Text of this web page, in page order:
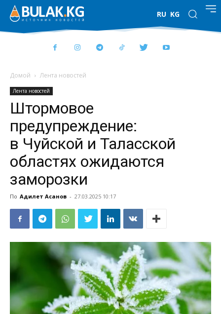
RU KG
Домой Лента новостей
Лента новостей
Штормовое
предупреждение:
в Чуйской и Таласской
областях ожидаются
заморозки
По Адилет Асанов - 27.03.2025 10:17